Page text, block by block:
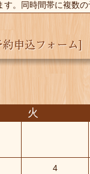
。同時間帯に複数
火
4